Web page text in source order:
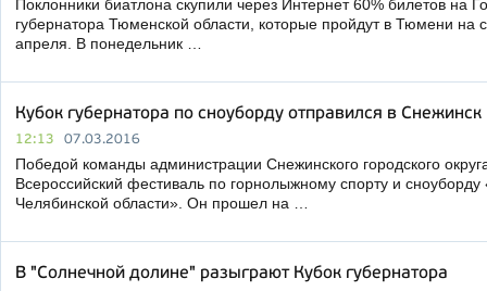
Поклонники биатлона скупили через Интернет 60% билетов на
губернатора Тюменской области, которые пройдут в Тюмени на
апреля. В понедельник …
Кубок губернатора по сноуборду отправился в Снежинск
12:13 07.03.2016
Победой команды администрации Снежинского городского
Всероссийский фестиваль по горнолыжному спорту и сноуборду
Челябинской области». Он прошел на …
В "Солнечной долине" разыграют Кубок губернатора